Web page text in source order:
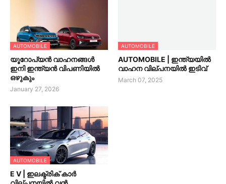
AUTOMOBILE
യൂറോപ്യൻ വാഹനങ്ങൾ
ഇനി ഇന്ത്യൻ വിപണിയിൽ
ഒഴുകും
January 27, 2026
AUTOMOBILE
AUTOMOBILE | ഇന്ത്യയിൽ
വാഹന വില്പനയിൽ ഇടിവ്
March 07, 2025
AUTOMOBILE
E V | ഇലക്ട്രിക് കാർ